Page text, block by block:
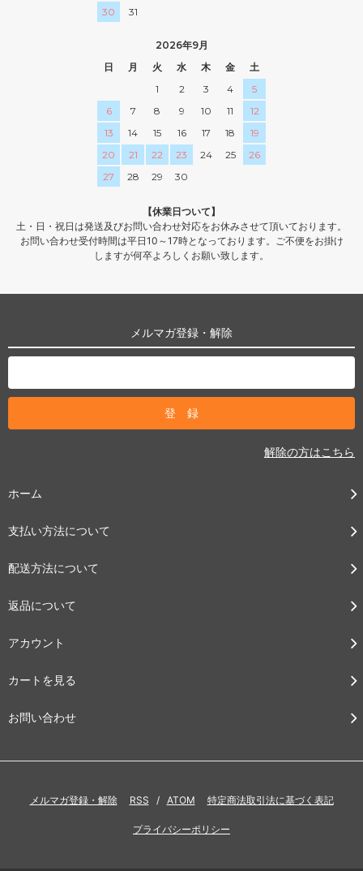
30
31
2026年9月
日
月 火 水 木 金
土
1
2 3 4
5
6
7 8 9 10 11
12
13
14 15 16 17 18
19
20
21 22 23 24 25
26
27
28 29 30
【休業日ついて】
土・日・祝日は発送及びお問い合わせ対応をお休みさせて頂いております。
お問い合わせ受付時間は平日10～17時となっております。ご不便をお掛け
しますが何卒よろしくお願い致します。
メルマガ登録・解除
解除の方はこちら
ホーム
支払い方法について
配送方法について
返品について
アカウント
カートを見る
お問い合わせ
メルマガ登録・解除 RSS / ATOM 特定商法取引法に基づく表記
プライバシーポリシー